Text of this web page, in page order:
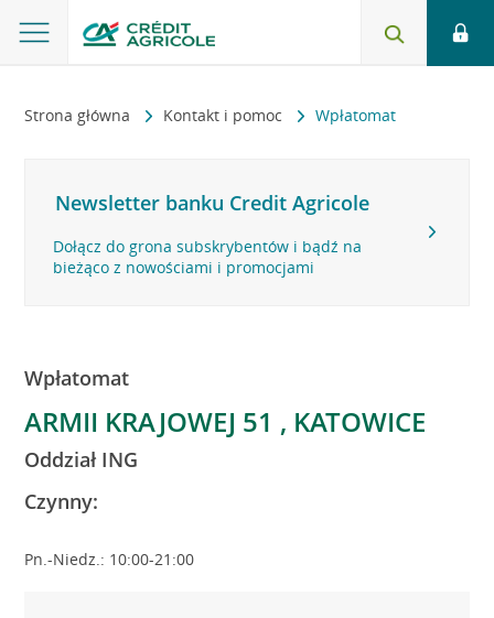
Strona główna Kontakt i pomoc Wpłatomat
Newsletter banku Credit Agricole
Dołącz do grona subskrybentów i bądź na
bieżąco z nowościami i promocjami
Wpłatomat
ARMII KRAJOWEJ 51 , KATOWICE
Oddział ING
Czynny:
Pn.-Niedz.: 10:00-21:00